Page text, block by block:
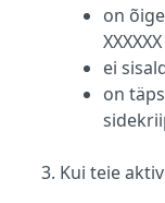
on õigel
ei
on
Kui teie